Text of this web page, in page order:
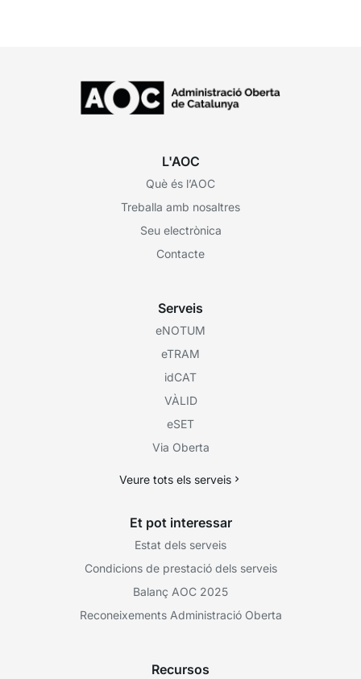
L'AOC
Què és l’AOC
Treballa amb nosaltres
Seu electrònica
Contacte
Serveis
eNOTUM
eTRAM
idCAT
VÀLID
eSET
Via Oberta
Veure tots els serveis
Et pot interessar
Estat dels serveis
Condicions de prestació dels serveis
Balanç AOC 2025
Reconeixements Administració Oberta
Recursos